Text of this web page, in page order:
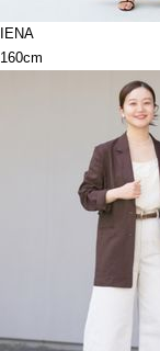
IENA
160cm